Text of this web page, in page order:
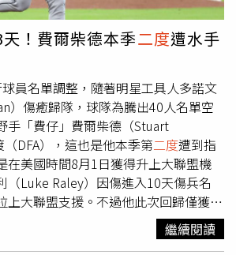
！費爾柴德本季二度遭水手
員名單調整，隨著明星工具人多諾文
）傷癒歸隊，球隊為騰出40人名單空
手「費仔」費爾柴德（Stuart
DFA），這也是他本季第二度遭到指
在美國時間8月1日獲得升上大聯盟機
（Luke Raley）因傷進入10天傷兵名
上大聯盟支援。不過他此次回歸僅獲得
戰中，費爾柴德並未站上打擊區，而
勒（Josh Naylor）擔任代跑，隨後靠
繼續閱讀